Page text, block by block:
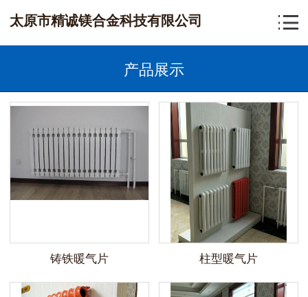
太原市精诚镁合金科技有限公司
产品展示
铸铁暖气片 柱型暖气片